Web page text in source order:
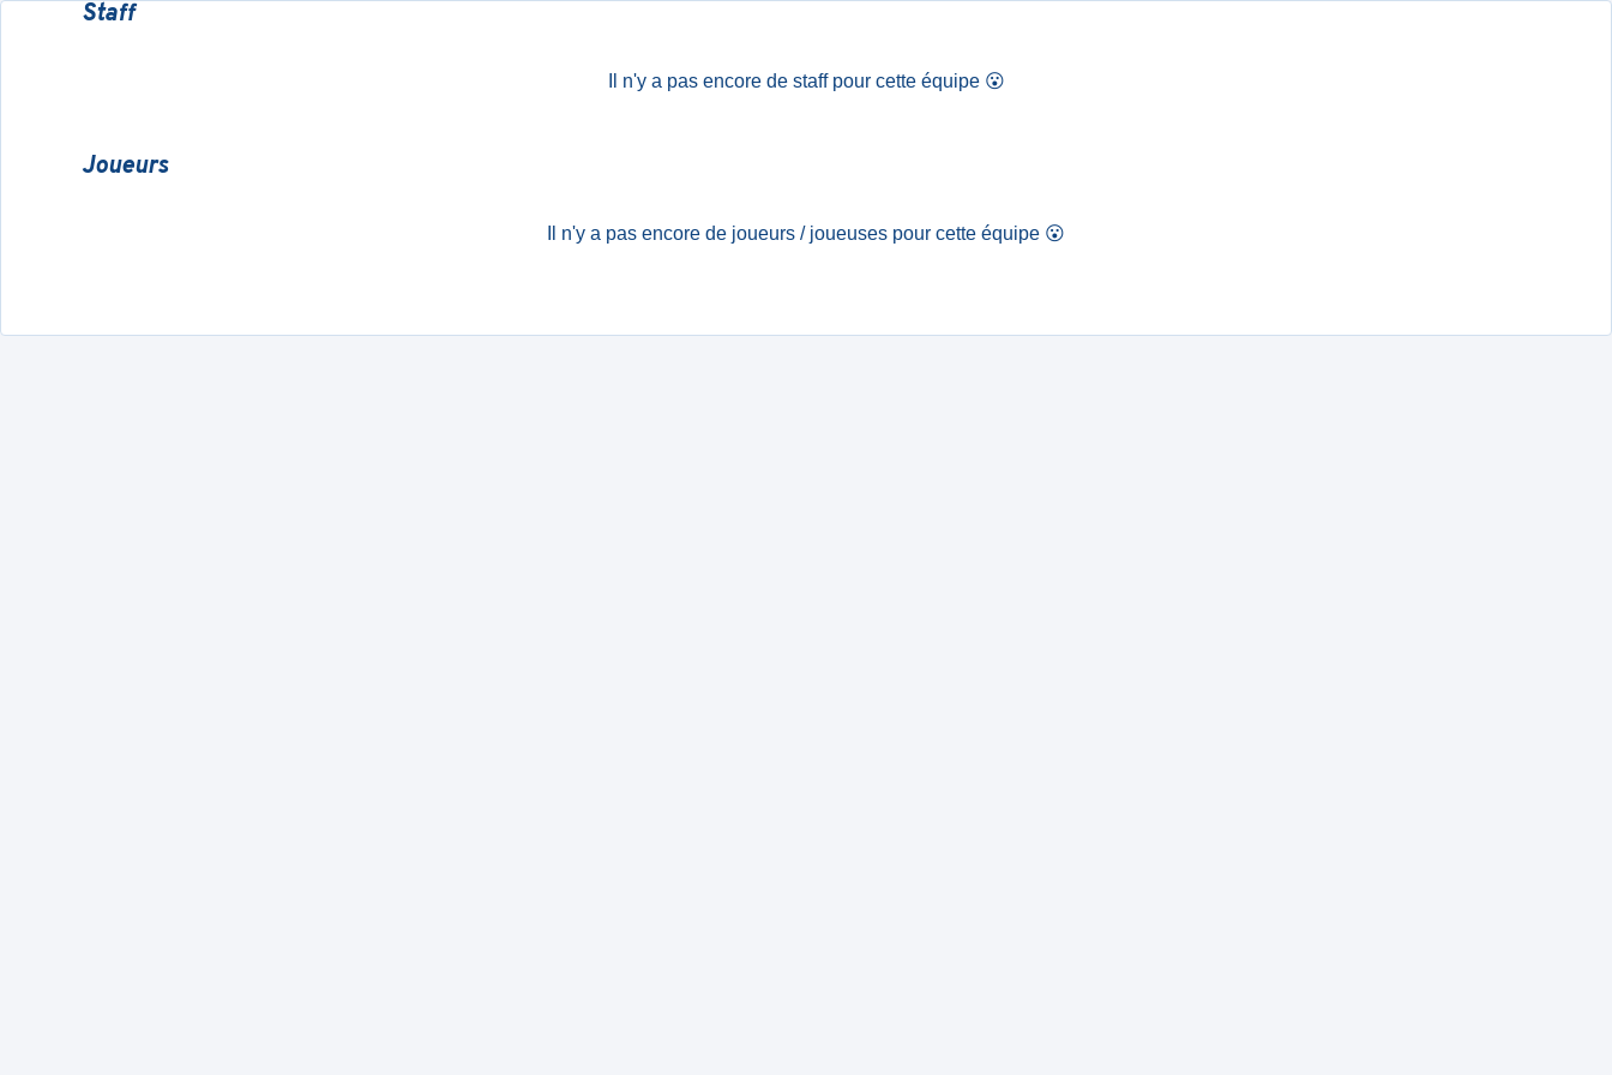
Staff
Il n'y a pas encore de staff pour cette équipe 😮
Joueurs
Il n'y a pas encore de joueurs / joueuses pour cette équipe 😮